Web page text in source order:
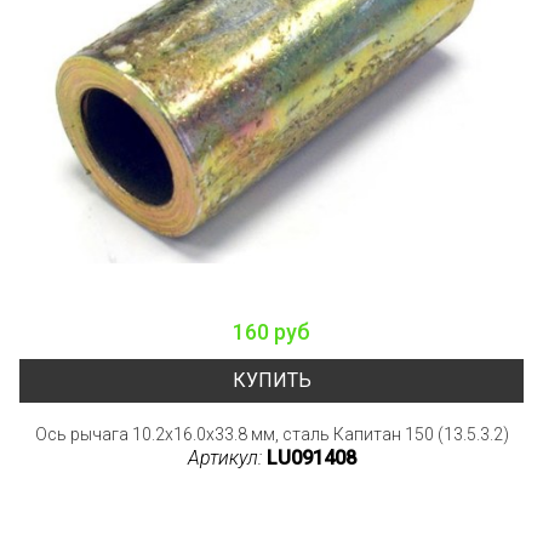
160 руб
КУПИТЬ
Ось рычага 10.2x16.0x33.8 мм, сталь Капитан 150 (13.5.3.2)
Артикул: LU091408